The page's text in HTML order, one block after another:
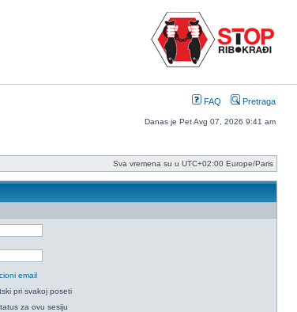
FAQ Pretraga
Danas je Pet Avg 07, 2026 9:41 am
Sva vremena su u UTC+02:00 Europe/Paris
email
pri svakoj poseti
za ovu sesiju